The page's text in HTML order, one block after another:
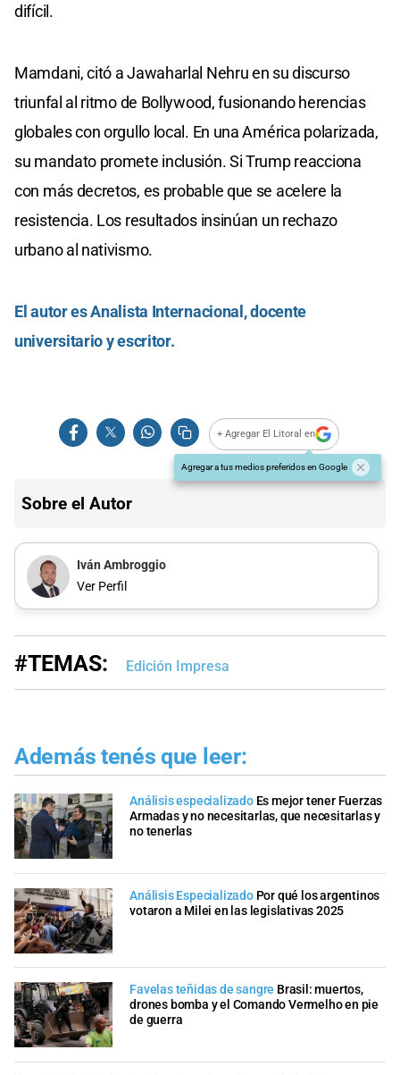
difícil.
Mamdani, citó a Jawaharlal Nehru en su discurso
triunfal al ritmo de Bollywood, fusionando herencias
globales con orgullo local. En una América polarizada,
su mandato promete inclusión. Si Trump reacciona
con más decretos, es probable que se acelere la
resistencia. Los resultados insinúan un rechazo
urbano al nativismo.
El autor es Analista Internacional, docente
universitario y escritor.
+ Agregar El Litoral en
Agregar a tus medios preferidos en Google
Sobre el Autor
Iván Ambroggio
Ver Perfil
#TEMAS: Edición Impresa
Además tenés que leer:
Análisis especializado Es mejor tener Fuerzas
Armadas y no necesitarlas, que necesitarlas y
no tenerlas
Análisis Especializado Por qué los argentinos
votaron a Milei en las legislativas 2025
Favelas teñidas de sangre Brasil: muertos,
drones bomba y el Comando Vermelho en pie
de guerra